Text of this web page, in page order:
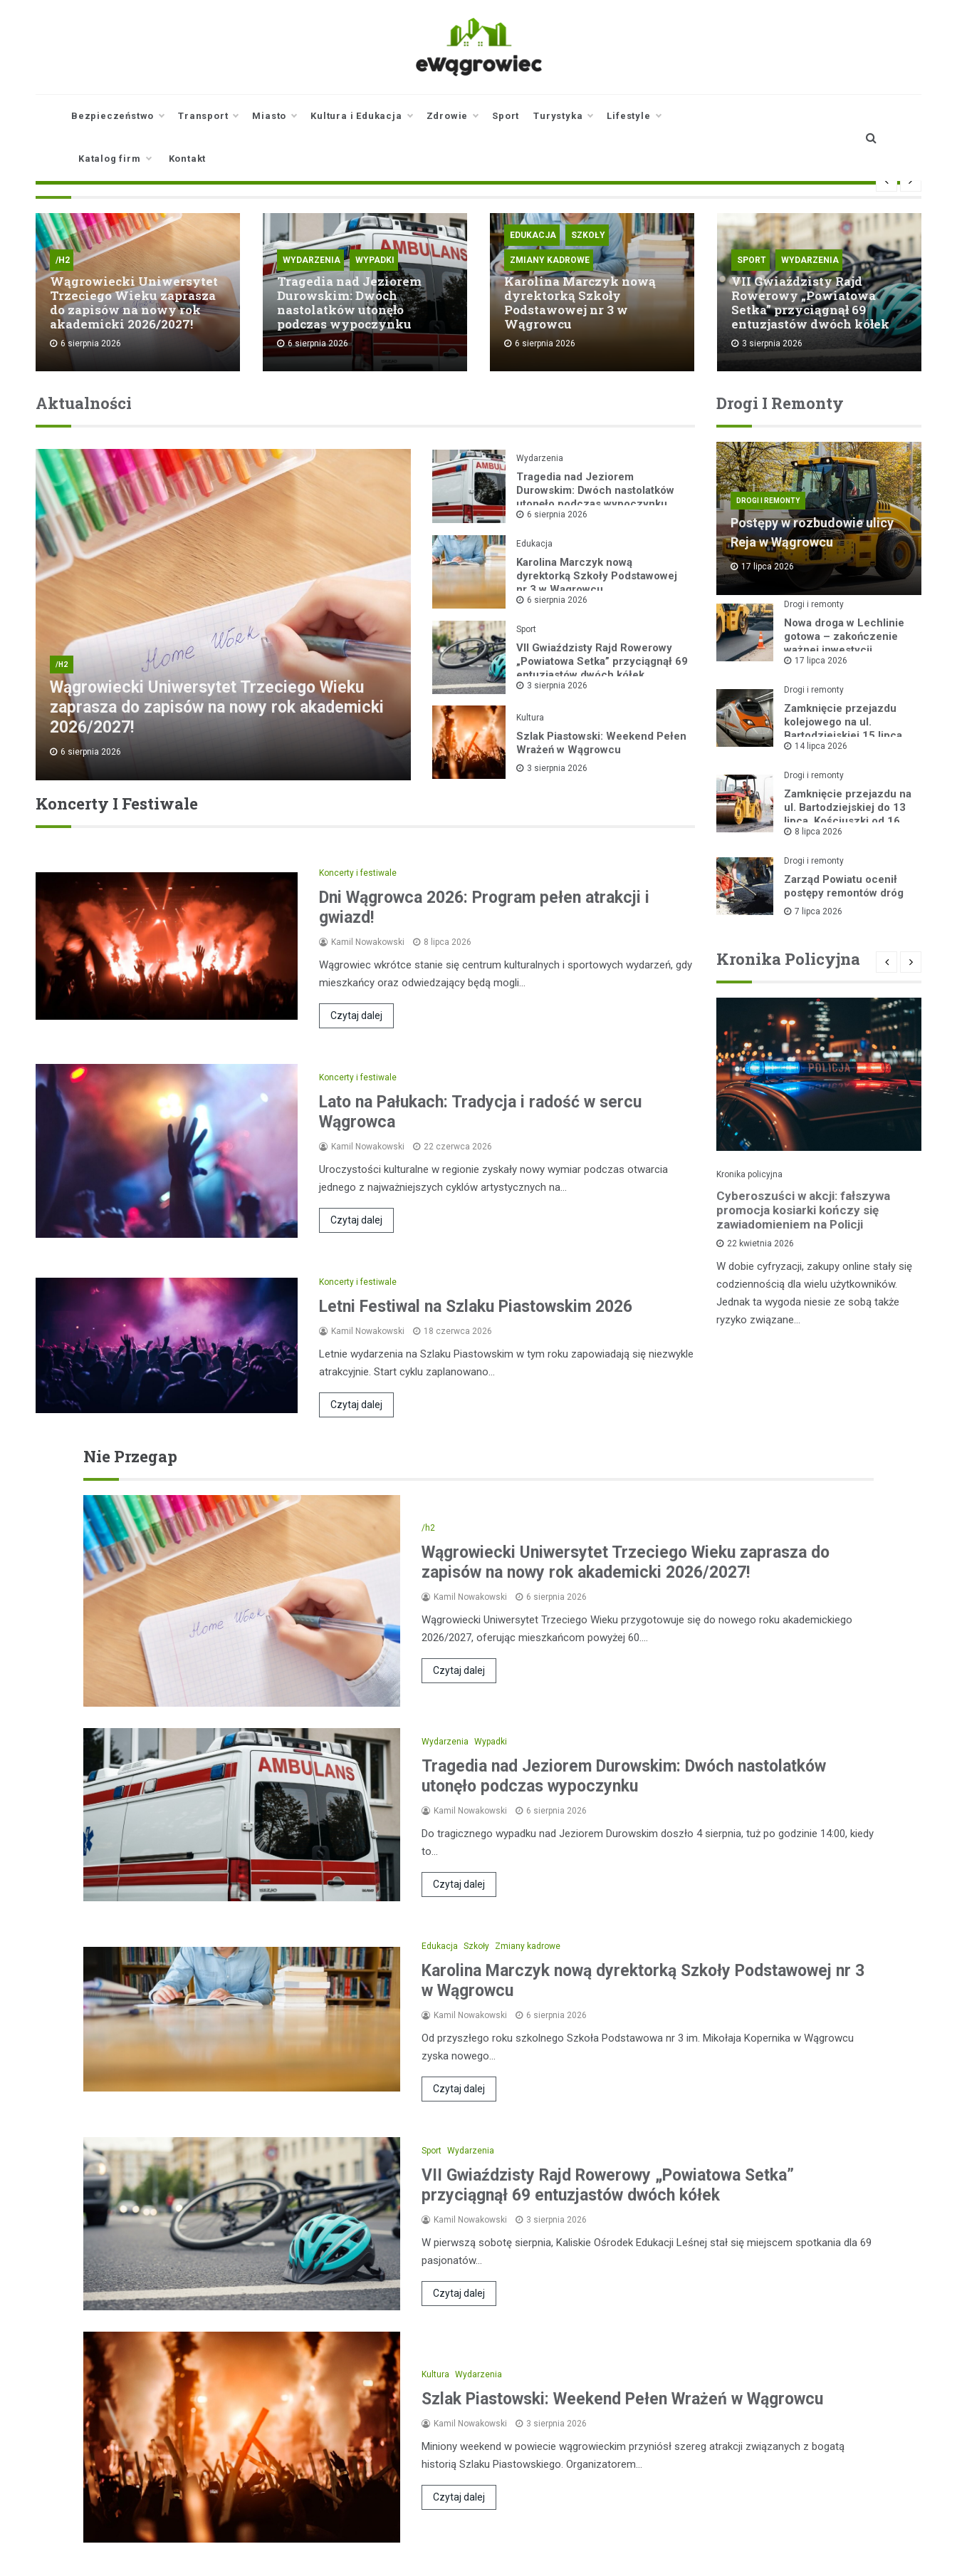
Bezpieczeństwo Transport Miasto Kultura i Edukacja Zdrowie Sport Turystyka Lifestyle
Katalog firm Kontakt
/H2
Wągrowiecki Uniwersytet
Trzeciego Wieku zaprasza
do zapisów na nowy rok
akademicki 2026/2027!
6 sierpnia 2026
WYDARZENIA WYPADKI
Tragedia nad Jeziorem
Durowskim: Dwóch
nastolatków utonęło
podczas wypoczynku
6 sierpnia 2026
EDUKACJA SZKOŁY
ZMIANY KADROWE
Karolina Marczyk nową
dyrektorką Szkoły
Podstawowej nr 3 w
Wągrowcu
6 sierpnia 2026
SPORT WYDARZENIA
VII Gwiaździsty Rajd
Rowerowy „Powiatowa
Setka” przyciągnął 69
entuzjastów dwóch kółek
3 sierpnia 2026
Aktualności
/H2
Wągrowiecki Uniwersytet Trzeciego Wieku
zaprasza do zapisów na nowy rok akademicki
2026/2027!
6 sierpnia 2026
Wydarzenia
Tragedia nad Jeziorem
Durowskim: Dwóch nastolatków
utonęło podczas wypoczynku
6 sierpnia 2026
Edukacja
Karolina Marczyk nową
dyrektorką Szkoły Podstawowej
nr 3 w Wągrowcu
6 sierpnia 2026
Sport
VII Gwiaździsty Rajd Rowerowy
„Powiatowa Setka” przyciągnął 69
entuzjastów dwóch kółek
3 sierpnia 2026
Kultura
Szlak Piastowski: Weekend Pełen
Wrażeń w Wągrowcu
3 sierpnia 2026
Koncerty I Festiwale
Koncerty i festiwale
Dni Wągrowca 2026: Program pełen atrakcji i
gwiazd!
Kamil Nowakowski 8 lipca 2026
Wągrowiec wkrótce stanie się centrum kulturalnych i sportowych wydarzeń, gdy
mieszkańcy oraz odwiedzający będą mogli…
Czytaj dalej
Koncerty i festiwale
Lato na Pałukach: Tradycja i radość w sercu
Wągrowca
Kamil Nowakowski 22 czerwca 2026
Uroczystości kulturalne w regionie zyskały nowy wymiar podczas otwarcia
jednego z najważniejszych cyklów artystycznych na…
Czytaj dalej
Koncerty i festiwale
Letni Festiwal na Szlaku Piastowskim 2026
Kamil Nowakowski 18 czerwca 2026
Letnie wydarzenia na Szlaku Piastowskim w tym roku zapowiadają się niezwykle
atrakcyjnie. Start cyklu zaplanowano…
Czytaj dalej
Drogi I Remonty
DROGI I REMONTY
Postępy w rozbudowie ulicy
Reja w Wągrowcu
17 lipca 2026
Drogi i remonty
Nowa droga w Lechlinie
gotowa – zakończenie
ważnej inwestycji
powiatowej
17 lipca 2026
Drogi i remonty
Zamknięcie przejazdu
kolejowego na ul.
Bartodziejskiej 15 lipca
2026 r.
14 lipca 2026
Drogi i remonty
Zamknięcie przejazdu na
ul. Bartodziejskiej do 13
lipca, Kościuszki od 16
lipca8 lipca 2026
Drogi i remonty
Zarząd Powiatu ocenił
postępy remontów dróg
7 lipca 2026
Kronika Policyjna
Kronika policyjna
Recydywista za kratkami: Sąd ukarał
miało miejsce podczas rutynowej kontroli
Kronika policyjna
Cyberoszuści w akcji: fałszywa
promocja kosiarki kończy się
zawiadomieniem na Policji
22 kwietnia 2026
W dobie cyfryzacji, zakupy online stały się
codziennością dla wielu użytkowników.
Jednak ta wygoda niesie ze sobą także
ryzyko związane…
Nie Przegap
/h2
Wągrowiecki Uniwersytet Trzeciego Wieku zaprasza do
zapisów na nowy rok akademicki 2026/2027!
Kamil Nowakowski 6 sierpnia 2026
Wągrowiecki Uniwersytet Trzeciego Wieku przygotowuje się do nowego roku akademickiego
2026/2027, oferując mieszkańcom powyżej 60.…
Czytaj dalej
Wydarzenia Wypadki
Tragedia nad Jeziorem Durowskim: Dwóch nastolatków
utonęło podczas wypoczynku
Kamil Nowakowski 6 sierpnia 2026
Do tragicznego wypadku nad Jeziorem Durowskim doszło 4 sierpnia, tuż po godzinie 14:00, kiedy
to…
Czytaj dalej
Edukacja Szkoły Zmiany kadrowe
Karolina Marczyk nową dyrektorką Szkoły Podstawowej nr 3
w Wągrowcu
Kamil Nowakowski 6 sierpnia 2026
Od przyszłego roku szkolnego Szkoła Podstawowa nr 3 im. Mikołaja Kopernika w Wągrowcu
zyska nowego…
Czytaj dalej
Sport Wydarzenia
VII Gwiaździsty Rajd Rowerowy „Powiatowa Setka”
przyciągnął 69 entuzjastów dwóch kółek
Kamil Nowakowski 3 sierpnia 2026
W pierwszą sobotę sierpnia, Kaliskie Ośrodek Edukacji Leśnej stał się miejscem spotkania dla 69
pasjonatów…
Czytaj dalej
Kultura Wydarzenia
Szlak Piastowski: Weekend Pełen Wrażeń w Wągrowcu
Kamil Nowakowski 3 sierpnia 2026
Miniony weekend w powiecie wągrowieckim przyniósł szereg atrakcji związanych z bogatą
historią Szlaku Piastowskiego. Organizatorem…
Czytaj dalej